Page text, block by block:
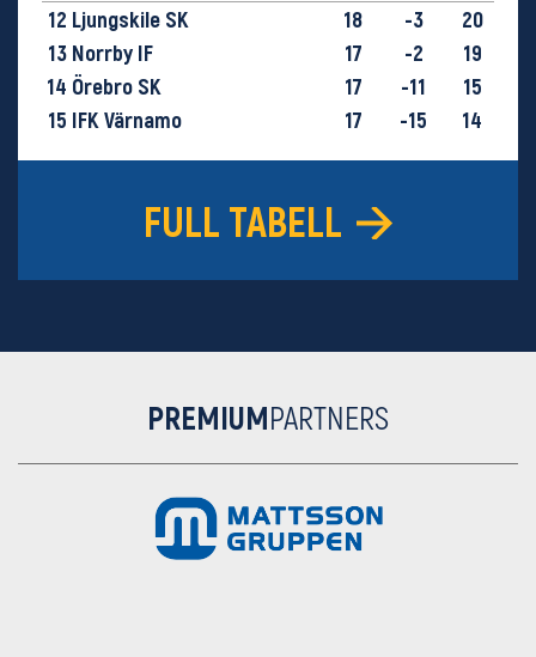
12 Ljungskile SK 18 -3
20
13 Norrby IF 17 -2
19
14 Örebro SK 17 -11
15
15 IFK Värnamo 17 -15
14
FULL TABELL
PREMIUMPARTNERS